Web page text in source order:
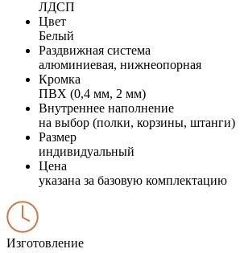
ЛДСП
Цвет
Белый
Раздвижная система
алюминиевая, нижнеопорная
Кромка
ПВХ (0,4 мм, 2 мм)
Внутреннее наполнение
на выбор (полки, корзины, штанги)
Размер
индивидуальный
Цена
указана за базовую комплектацию
Изготовление